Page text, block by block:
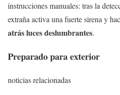
instrucciones manuales: tras la
extraña activa una fuerte sirena y
atrás luces deslumbrantes.
Preparado para exterior
noticias relacionadas